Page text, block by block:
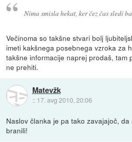
Nima smisla hekat, ker čez čas sledi
Večinoma so takšne stvari bolj
imeti kakšnega posebnega vzroka za
takšne informacije naprej prodaš, tam
ne prehiti.
Matevžk
:: 17. avg 2010, 20:06
Naslov članka je pa tako zavajajoč,
branili!